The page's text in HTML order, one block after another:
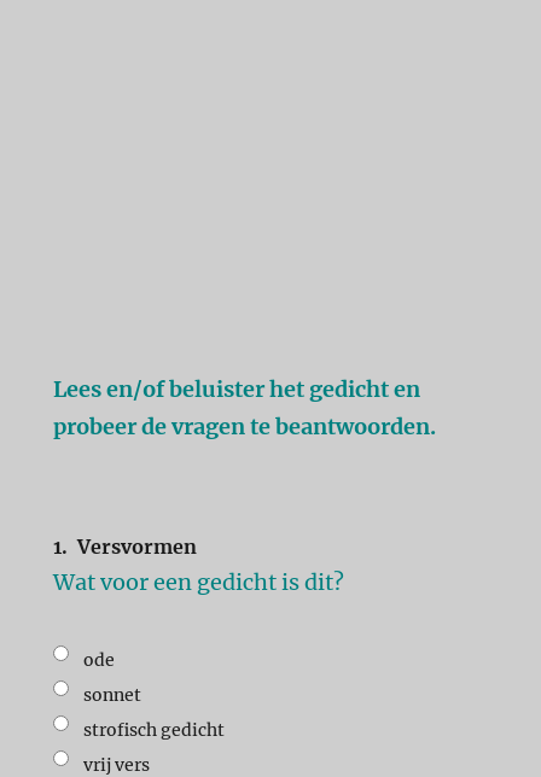
Lees en/of beluister het gedicht en
probeer de vragen te beantwoorden.
1. Versvormen
Wat voor een gedicht is dit?
ode
sonnet
strofisch gedicht
vrij vers